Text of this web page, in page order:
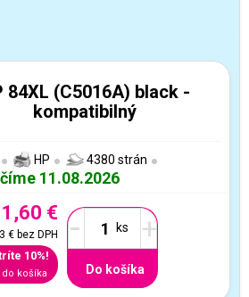
84XL (C5016A) black -
kompatibilný
HP 4380 strán
11.08.2026
€
€bez DPH
10%!
do košíka
- +
Do košíka